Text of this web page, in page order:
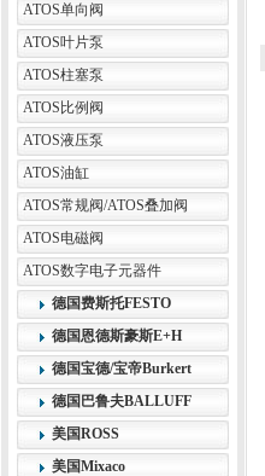
ATOS单向阀
ATOS叶片泵
ATOS柱塞泵
ATOS比例阀
ATOS液压泵
ATOS油缸
ATOS常规阀/ATOS叠加阀
ATOS电磁阀
ATOS数字电子元器件
德国费斯托FESTO
德国恩德斯豪斯E+H
德国宝德/宝帝Burkert
德国巴鲁夫BALLUFF
美国ROSS
美国Mixaco